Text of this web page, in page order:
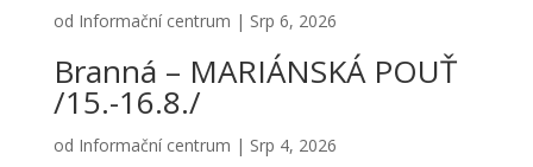
od Informační centrum | Srp 6, 2026
Branná – MARIÁNSKÁ POUŤ
/15.-16.8./
od Informační centrum | Srp 4, 2026